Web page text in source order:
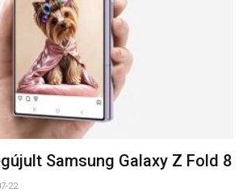
Samsung Galaxy Z Fold 8
22